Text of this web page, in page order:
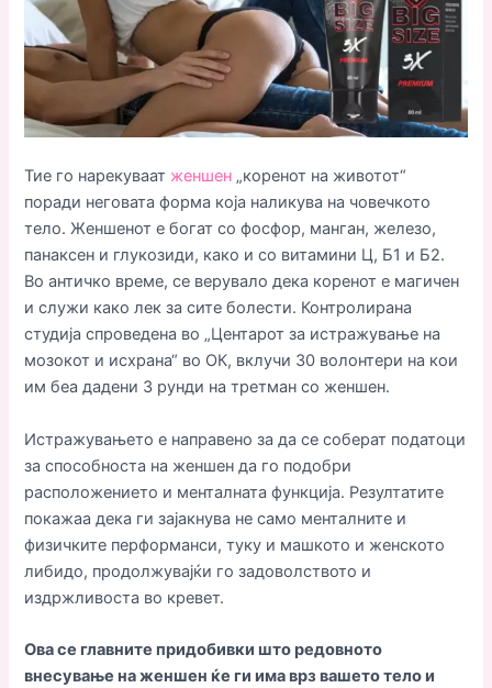
Тие го нарекуваат женшен „коренот на животот“
поради неговата форма која наликува на човечкото
тело. Женшенот е богат со фосфор, манган, железо,
панаксен и глукозиди, како и со витамини Ц, Б1 и Б2.
Во античко време, се верувало дека коренот е магичен
и служи како лек за сите болести. Контролирана
студија спроведена во „Центарот за истражување на
мозокот и исхрана“ во ОК, вклучи 30 волонтери на кои
им беа дадени 3 рунди на третман со женшен.
Истражувањето е направено за да се соберат податоци
за способноста на женшен да го подобри
расположението и менталната функција. Резултатите
покажаа дека ги зајакнува не само менталните и
физичките перформанси, туку и машкото и женското
либидо, продолжувајќи го задоволството и
издржливоста во кревет.
Ова се главните придобивки што редовното
внесување на женшен ќе ги има врз вашето тело и